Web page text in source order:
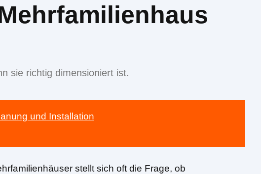
sie richtig dimensioniert ist.
und Installation
stellt sich oft die Frage, ob